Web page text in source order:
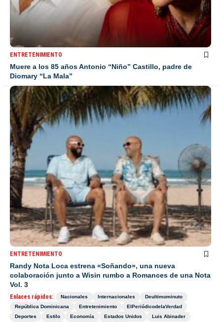
ENTRETENIMIENTO
Muere a los 85 años Antonio “Niño” Castillo, padre de
Diomary “La Mala”
ENTRETENIMIENTO
Randy Nota Loca estrena «Soñando», una nueva
colaboración junto a Wisin rumbo a Romances de una Nota
Vol. 3
Enlaces rápidos: Nacionales Internacionales
Deultimominuto
República Dominicana
Entretenimiento
ElPeriódicodelaVerdad
Deportes
Estilo Economía Estados Unidos
Luis Abinader